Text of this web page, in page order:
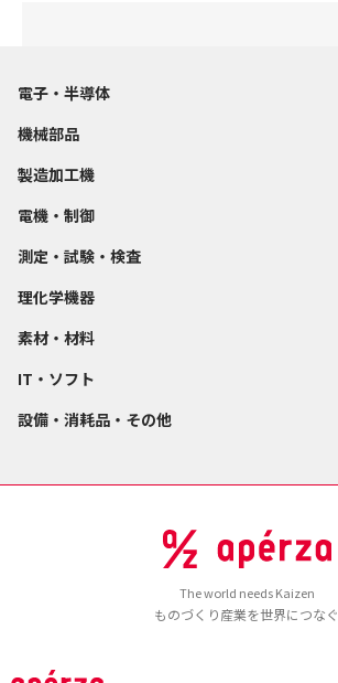
電子・半導体
機械部品
製造加工機
電機・制御
測定・試験・検査
理化学機器
素材・材料
IT・ソフト
設備・消耗品・その他
The world needs Kaizen
ものづくり産業を世界につなぐ